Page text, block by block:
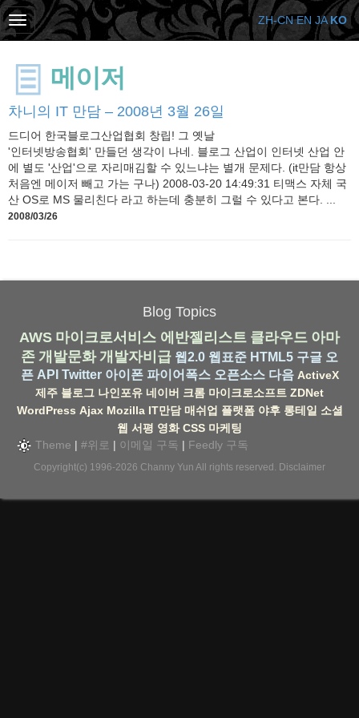
메이저
차니의 IT 만담 – 2008년 3월 26일
드디어 한국블로그산업협회 창립! 그 옛날
'인터넷방송협회' 만들던 생각이 나네. 블로그 산업이 인터넷 산업 안
에 별도 '산업'으로 자리매김할 수 있느냐는 별개 문제다. (it만담 항상
처음엔 메이저 빼고 가는 구나) 2008-03-20 14:49:31 티맥스 자체 국
산 OS로 MS 물리친다 라고 하는데 충분히 그럴 수 있다고 본다. ...
2008/03/26
Blog Topics
AWS 마이크로서비스 에반젤리스트 클라우드 아마
존 개발문화 개발자비급 웹2.0 웹표준 HTML5 구글 오
픈 API Twitter 아이폰 파이어폭스 오픈소스 다음 ActiveX
제주 블로그 나인포유 네이버 크롬 마이크로소프트 ZDNet
WordPress Ajax Mozilla IT만담 매쉬업 플랫폼 야후 롱테일 소셜
웹 서평 영화 CSS 마케팅
Theme | #위로 | 이메일 구독 | Feedly 구독
Copyright(c) 1996-2026 Channy Yun All rights reserved. Disclaimer
ZH-CN EN JA KO